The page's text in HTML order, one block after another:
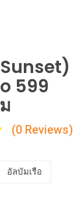
599
(0 Reviews)
อัลบัมเรือ